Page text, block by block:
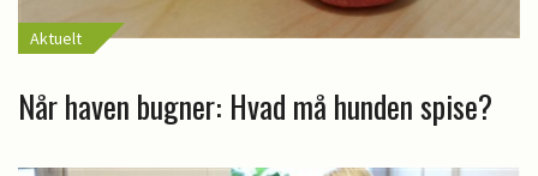
Aktuelt
Når haven bugner: Hvad må hunden spise?